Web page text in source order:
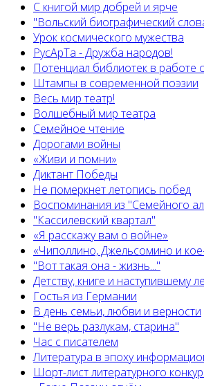
С книгой мир добрей и ярче
"Вольский биографический
Урок космического мужества
РусАрТа - Дружба народов!
Потенциал библиотек в работе
Штампы в современной поэзии
Весь мир театр!
Волшебный мир театра
Семейное чтение
Дорогами войны
«Живи и помни»
Диктант Победы
Не померкнет летопись побед
Воспоминания из "Семейного
"Кассилевский квартал"
«Я расскажу вам о войне»
«Чиполлино, Джельсомино и
"Вот такая она - жизнь..."
Детству, книге и наступившему
Гостья из Германии
В день семьи, любви и верности
"Не верь разлукам, старина"
Час с писателем
Литература в эпоху
Шорт-лист литературного